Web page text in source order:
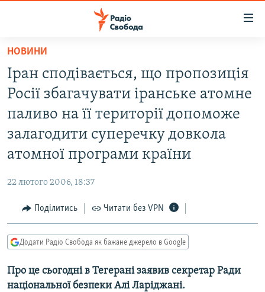
Перейти
основного
матеріалу
до
основної
навігації
до
ВСЕ ЗА ДОБУ
ЕКОНОМІКА
СПОРТ
УКРАЇНА
РОСІЙСЬКА «ФІЛЬТРАЦІЯ»
ТИ ЯК?
СХЕМИ
МУЛЬТИМЕДІА
НОВИНИ
Іран сподівається, що пропозиція
Росії збагачувати іранське атомне
паливо на її території допоможе
залагодити суперечку довкола
атомної програми країни
22 лютого 2006, 18:37
Поділитись Читати без VPN
Додати Радіо Свобода як бажане джерело в Google
Про це сьогодні в Тегерані заявив секретар Ради
національної безпеки Алі Ларіджані.